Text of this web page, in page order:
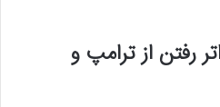
رفتن از ترامپ و